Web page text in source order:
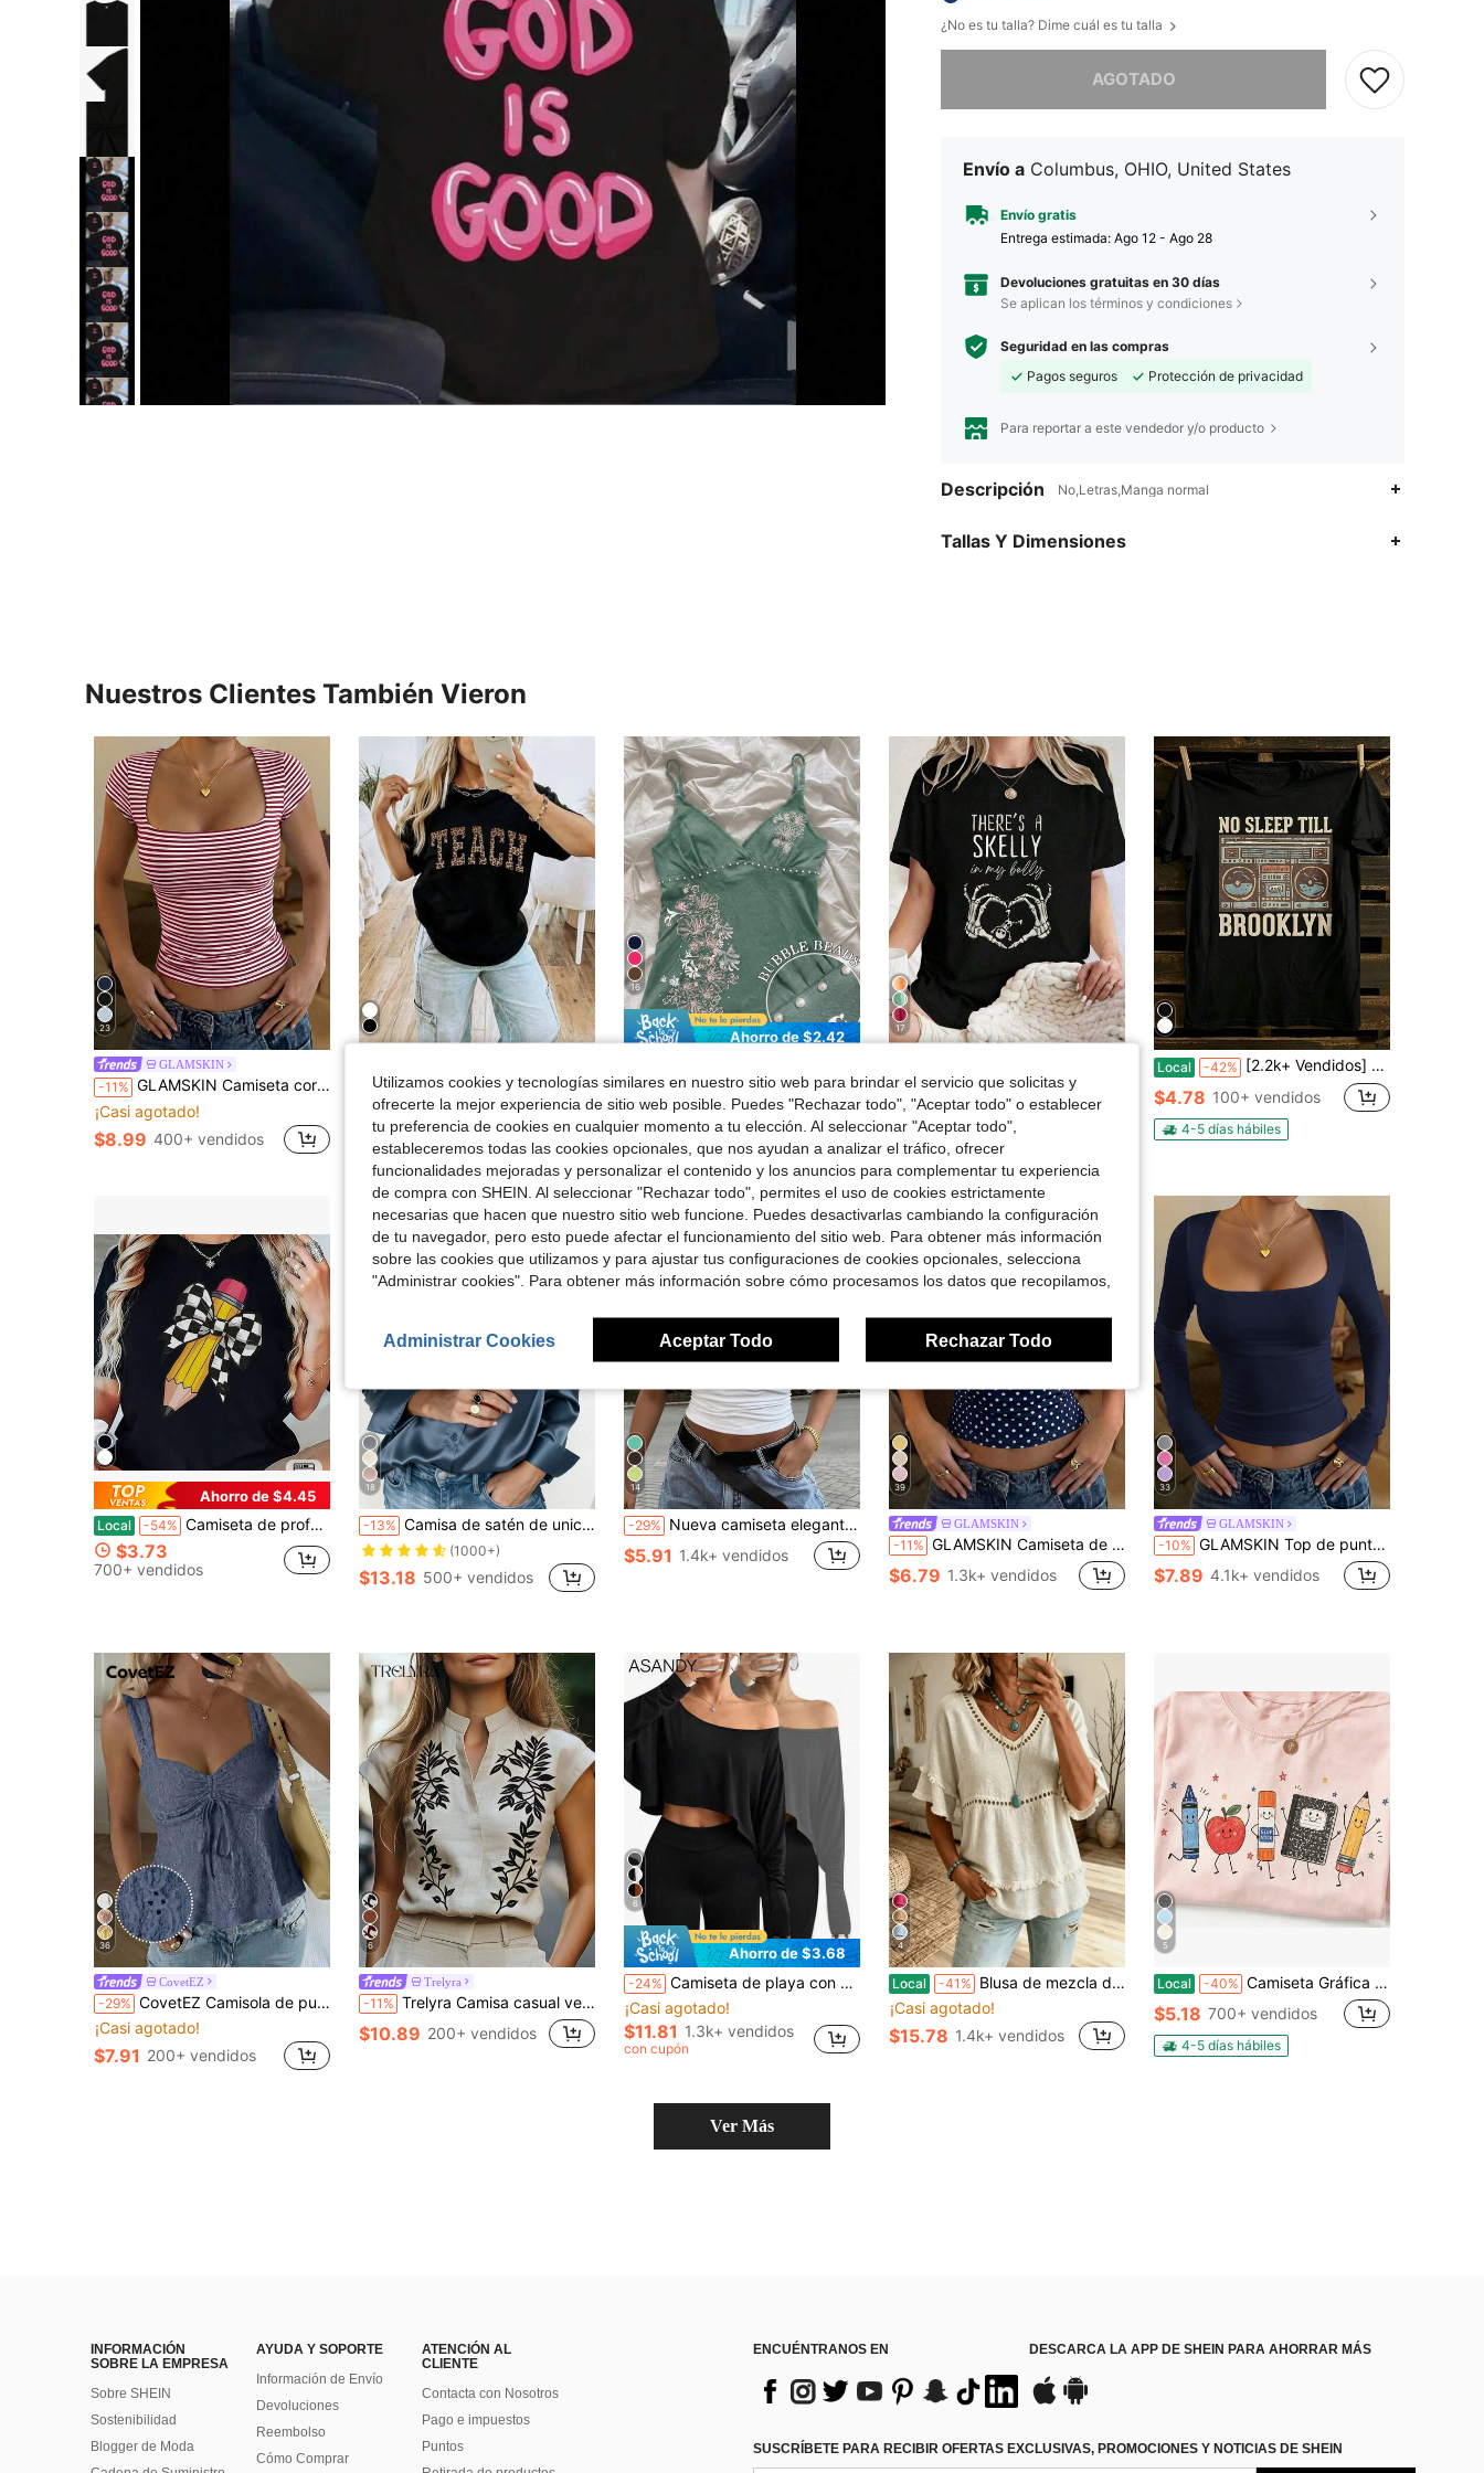
¿No es tu talla? Dime cuál es tu talla
AGOTADO
Lo sentimos, este producto está agotado.
Envío a Columbus, OHIO, United States
Envío gratis
Entrega estimada: Ago 12 - Ago 28
Devoluciones gratuitas en 30 días
Se aplican los términos y condiciones
Seguridad en las compras
Pagos seguros
Protección de privacidad
Para reportar a este vendedor y/o producto
Descripción No,Letras,Manga normal
Tallas Y Dimensiones
Nuestros Clientes También Vieron
23
GLAMSKIN
-11% GLAMSKIN Camiseta corta de manga corta con cuello cuadrado y rayas básicas para mujer, ajuste ceñido, estilo casual y sexy, adecuada para regreso a la escuela, salidas y vacaciones en la playa
¡Casi agotado!
$8.99 400+ vendidos
$4.48
1.2k+ vendidos
16
Ahorro de $2.42
$6.07 600+ vendidos
con cupón
17
$4.99
Free Shipping
Local -42% [2.2k+ Vendidos] Camiseta Vintage Punk Rock para Hombre NO SLEEP TILL BROOKLYN Diseño Retro de Boombox Suave Casual Blanco Marrón Azul Verdoso Camiseta de Banda de Rock para Uso Diario
$4.78 100+ vendidos
4-5 días hábiles
Ahorro de $4.45
Local -54% Camiseta de profesora para mujer - Top negro de cuello redondo, suave y transpirable con estampado de lápiz amarillo
$3.73
700+ vendidos
18
-13% Camisa de satén de unicolor para mujer, cuello de solapa con botones delanteros, top casual de negocios, elegante para ir al trabajo y uso diario, adecuado para todas las estaciones, verano
(1000+)
$13.18 500+ vendidos
14
-29% Nueva camiseta elegante y versátil de unicolor con pliegues en la cintura, adecuada para uso diario, escuela, playa, vacaciones y hogar en verano blanco
$5.91 1.4k+ vendidos
39
GLAMSKIN
-11% GLAMSKIN Camiseta de tirantes ajustada estilo lencería a rayas para mujer, verano/otoño, color liso Y2K, top corto básico casual, outfit diario de calle para vuelta al cole y vacaciones en la playa
$6.79 1.3k+ vendidos
33
GLAMSKIN
-10% GLAMSKIN Top de punto de manga larga ajustado y sexy con rayas para mujer, camiseta básica de cuello cuadrado de unicolor, adecuada para salidas de otoño, uso diario casual y temporada de regreso a la escuela
$7.89 4.1k+ vendidos
36
CovetEZ
-29% CovetEZ Camisola de punto para mujer con tirantes de lazo, encaje hueco y plisado en color azul pato
¡Casi agotado!
$7.91 200+ vendidos
6
Trelyra
-11% Trelyra Camisa casual versátil de uso diario con estampado floral para mujer
$10.89 200+ vendidos
6
Ahorro de $3.68
-24% Camiseta de playa con hombros descubiertos para mujer, Día de la Independencia, verano - Top casual holgado, conjunto para uso diario en casa
¡Casi agotado!
$11.81 1.3k+ vendidos
con cupón
4
Local -41% Blusa de mezcla de lino con bordado de ojal y flecos, blusa casual de cuello en V de manga corta para mujer
¡Casi agotado!
$15.78 1.4k+ vendidos
5
Local -40% Camiseta Gráfica de Útiles Escolares de Dibujos Animados Lindos Estilo Preppy para Maestro y Estudiante Camiseta de Regreso a la Escuela de Jardín de Niños con Gráfico de Manzana Sonriente Crayón y Lápiz Ropa
$5.18 700+ vendidos
4-5 días hábiles
Ver Más
INFORMACIÓN
SOBRE LA EMPRESA
Sobre SHEIN
Sostenibilidad
Blogger de Moda
AYUDA Y SOPORTE
Información de Envío
Devoluciones
Reembolso
Cómo Comprar
ATENCIÓN AL
CLIENTE
Contacta con Nosotros
Pago e impuestos
Puntos
ENCUÉNTRANOS EN DESCARCA LA APP DE SHEIN PARA AHORRAR MÁS
SUSCRÍBETE PARA RECIBIR OFERTAS EXCLUSIVAS, PROMOCIONES Y NOTICIAS DE SHEIN
Utilizamos cookies y tecnologías similares en nuestro sitio web para brindar el servicio que solicitas y
ofrecerte la mejor experiencia de sitio web posible. Puedes "Rechazar todo", "Aceptar todo" o establecer
tu preferencia de cookies en cualquier momento a tu elección. Al seleccionar "Aceptar todo",
estableceremos todas las cookies opcionales, que nos ayudan a analizar el tráfico, ofrecer
funcionalidades mejoradas y personalizar el contenido y los anuncios para complementar tu experiencia
de compra con SHEIN. Al seleccionar "Rechazar todo", permites el uso de cookies estrictamente
necesarias que hacen que nuestro sitio web funcione. Puedes desactivarlas cambiando la configuración
de tu navegador, pero esto puede afectar el funcionamiento del sitio web. Para obtener más información
sobre las cookies que utilizamos y para ajustar tus configuraciones de cookies opcionales, selecciona
"Administrar cookies". Para obtener más información sobre cómo procesamos los datos que recopilamos,
Administrar Cookies Aceptar Todo Rechazar Todo